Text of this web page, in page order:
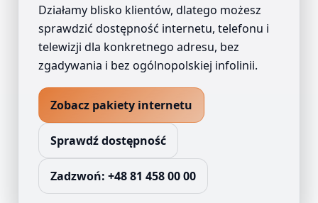
Działamy blisko klientów, dlatego możesz
sprawdzić dostępność internetu, telefonu i
telewizji dla konkretnego adresu, bez
zgadywania i bez ogólnopolskiej infolinii.
Zobacz pakiety internetu
Sprawdź dostępność
Zadzwoń:+48 81 458 00 00